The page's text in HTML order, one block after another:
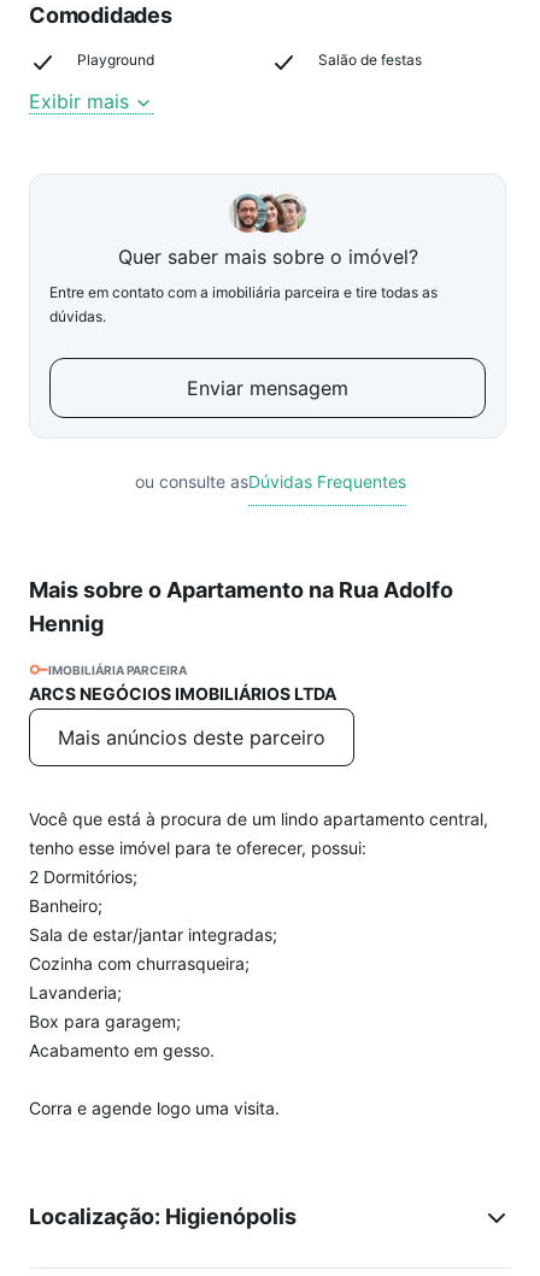
Comodidades
Playground Salão de festas
Exibir mais
Quer saber mais sobre o imóvel?
Entre em contato com a imobiliária parceira e tire todas as
dúvidas.
Enviar mensagem
ou consulte asDúvidas Frequentes
Mais sobre o Apartamento na Rua Adolfo
Hennig
IMOBILIÁRIA PARCEIRA
ARCS NEGÓCIOS IMOBILIÁRIOS LTDA
Mais anúncios deste parceiro
Você que está à procura de um lindo apartamento central,
tenho esse imóvel para te oferecer, possui:
2 Dormitórios;
Banheiro;
Sala de estar/jantar integradas;
Cozinha com churrasqueira;
Lavanderia;
Box para garagem;
Acabamento em gesso.
Corra e agende logo uma visita.
Localização: Higienópolis